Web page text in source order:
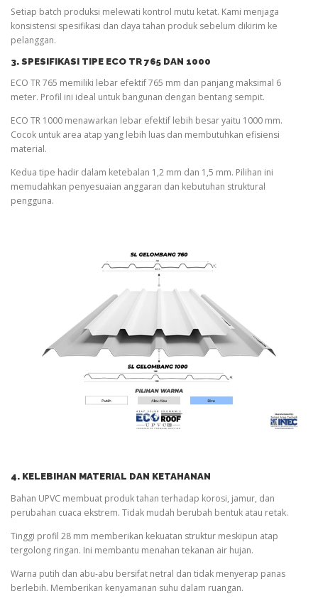
Setiap batch produksi melewati kontrol mutu ketat. Kami menjaga
konsistensi spesifikasi dan daya tahan produk sebelum dikirim ke
pelanggan.
3. SPESIFIKASI TIPE ECO TR 765 DAN 1000
ECO TR 765 memiliki lebar efektif 765 mm dan panjang maksimal 6
meter. Profil ini ideal untuk bangunan dengan bentang sempit.
ECO TR 1000 menawarkan lebar efektif lebih besar yaitu 1000 mm.
Cocok untuk area atap yang lebih luas dan membutuhkan efisiensi
material.
Kedua tipe hadir dalam ketebalan 1,2 mm dan 1,5 mm. Pilihan ini
memudahkan penyesuaian anggaran dan kebutuhan struktural
pengguna.
4. KELEBIHAN MATERIAL DAN KETAHANAN
Bahan UPVC membuat produk tahan terhadap korosi, jamur, dan
perubahan cuaca ekstrem. Tidak mudah berubah bentuk atau retak.
Tinggi profil 28 mm memberikan kekuatan struktur meskipun atap
tergolong ringan. Ini membantu menahan tekanan air hujan.
Warna putih dan abu-abu bersifat netral dan tidak menyerap panas
berlebih. Memberikan kenyamanan suhu dalam ruangan.